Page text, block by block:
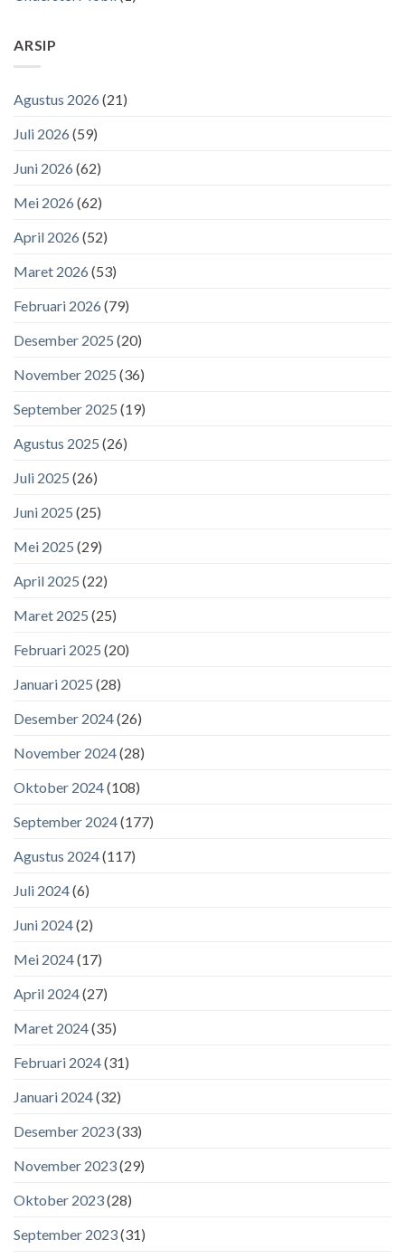
ARSIP
Agustus 2026 (21)
Juli 2026 (59)
Juni 2026 (62)
Mei 2026 (62)
April 2026 (52)
Maret 2026 (53)
Februari 2026 (79)
Desember 2025 (20)
November 2025 (36)
September 2025 (19)
Agustus 2025 (26)
Juli 2025 (26)
Juni 2025 (25)
Mei 2025 (29)
April 2025 (22)
Maret 2025 (25)
Februari 2025 (20)
Januari 2025 (28)
Desember 2024(26)
November 2024(28)
Oktober 2024(108)
September 2024(177)
Agustus 2024(117)
Juli 2024(6)
Juni 2024(2)
Mei 2024(17)
April 2024(27)
Maret 2024(35)
Februari 2024(31)
Januari 2024(32)
Desember 2023(33)
November 2023(29)
Oktober 2023(28)
September 2023(31)